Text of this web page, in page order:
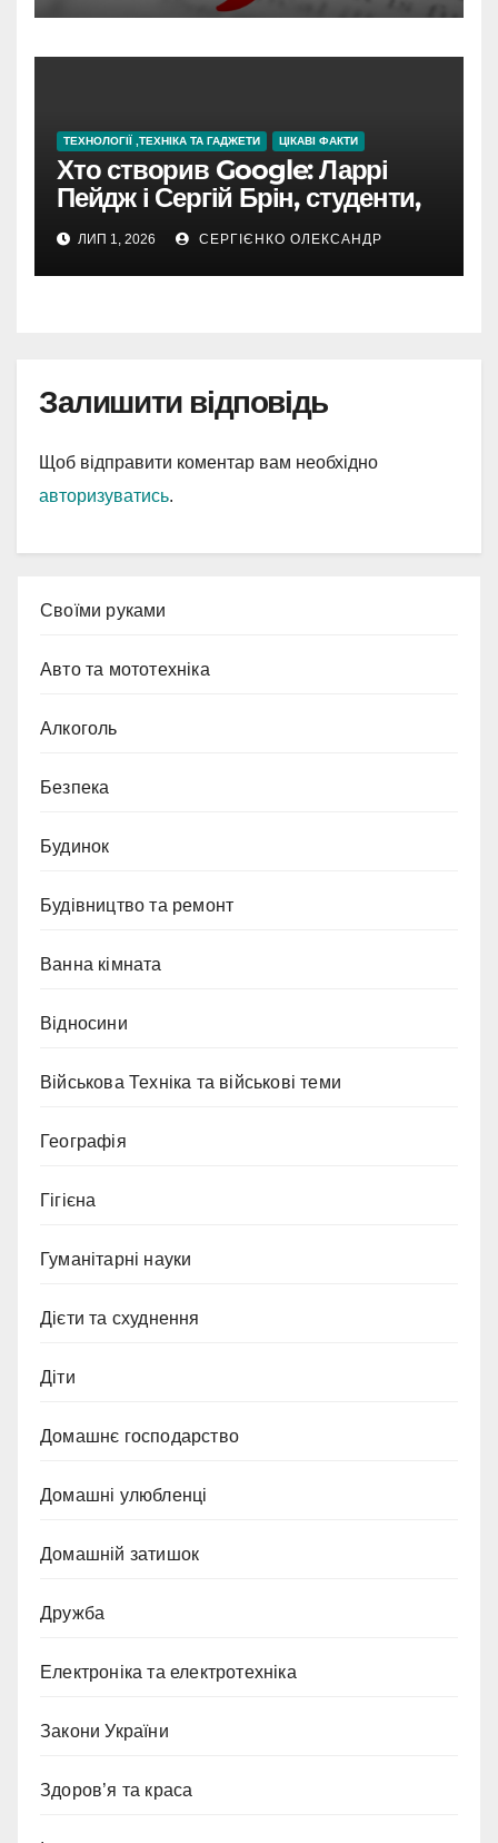
ТЕХНОЛОГІЇ ,ТЕХНІКА ТА ГАДЖЕТИ ЦІКАВІ ФАКТИ
Хто створив Google: Ларрі
Пейдж і Сергій Брін, студенти,
чия ідея підкорила інтернет
ЛИП 1, 2026 СЕРГІЄНКО ОЛЕКСАНДР
Залишити відповідь
Щоб відправити коментар вам необхідно
авторизуватись.
Cвоїми руками
Авто та мототехніка
Алкоголь
Безпека
Будинок
Будівництво та ремонт
Ванна кімната
Відносини
Військова Техніка та військові теми
Географія
Гігієна
Гуманітарні науки
Дієти та схуднення
Діти
Домашнє господарство
Домашні улюбленці
Домашній затишок
Дружба
Електроніка та електротехніка
Закони України
Здоров’я та краса